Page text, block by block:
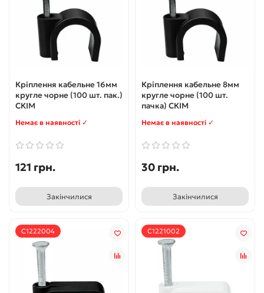
Кріплення кабельне 16мм
кругле чорне (100 шт. пак.)
СКІМ
Немає в наявності ✓
121 грн.
Закінчилися
Кріплення кабельне 8мм
кругле чорне (100 шт.
пачка) СКІМ
Немає в наявності ✓
30 грн.
Закінчилися
С1222004 С1221002